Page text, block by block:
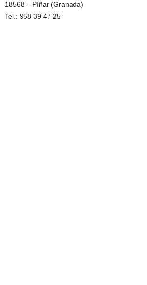
18568 – Píñar (Granada)
Tel.: 958 39 47 25